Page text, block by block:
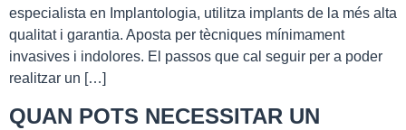
especialista en Implantologia, utilitza implants de la més alta
qualitat i garantia. Aposta per tècniques mínimament
invasives i indolores. El passos que cal seguir per a poder
realitzar un […]
QUAN POTS NECESSITAR UN